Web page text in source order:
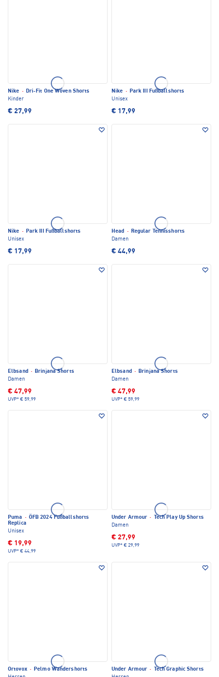
Nike · Dri-Fit One Woven Shorts
Kinder
€ 27,99
Nike · Park III Fußballshorts
Unisex
€ 17,99
Nike · Park III Fußballshorts
Unisex
€ 17,99
Head · Regular Tennisshorts
Damen
€ 44,99
Elbsand · Brinjana Shorts
Damen
€ 47,99
UVP* € 59,99
Elbsand · Brinjana Shorts
Damen
€ 47,99
UVP* € 59,99
Puma · ÖFB 2024 Fußballshorts
Replica
Unisex
€ 19,99
UVP* € 44,99
Under Armour ·
Tech Play Up Shorts
Damen
€ 27,99
UVP* € 29,99
Ortovox · Pelmo Wandershorts
Under Armour ·
Tech Graphic Shorts